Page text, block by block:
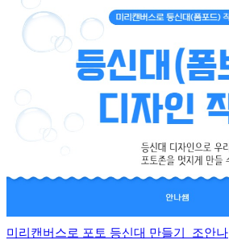
미리캔버스로 포토 등신대 만들기_조안나